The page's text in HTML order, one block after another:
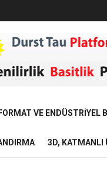
VE ENDÜSTRIYEL
3D, KATMANLI